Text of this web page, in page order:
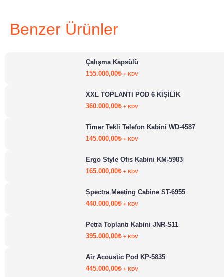
Benzer Ürünler
Çalışma Kapsülü
155.000,00₺ + KDV
XXL TOPLANTI POD 6 KİŞİLİK
360.000,00₺ + KDV
Timer Tekli Telefon Kabini WD-4587
145.000,00₺ + KDV
Ergo Style Ofis Kabini KM-5983
165.000,00₺ + KDV
Spectra Meeting Cabine ST-6955
440.000,00₺ + KDV
Petra Toplantı Kabini JNR-S11
395.000,00₺ + KDV
Air Acoustic Pod KP-5835
445.000,00₺ + KDV